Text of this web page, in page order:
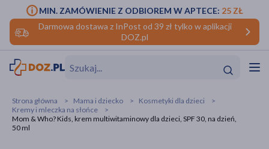
Darmowa dostawa z InPost od 39 zł tylko w aplikacji
DOZ.pl
MIN. ZAMÓWIENIE Z ODBIOREM W APTECE: 25 ZŁ
Strona główna Mama i dziecko
Kosmetyki dla dzieci
Kremy i mleczka na słońce
Mom & Who? Kids, krem multiwitaminowy dla dzieci, SPF 30, na dzień,
50 ml